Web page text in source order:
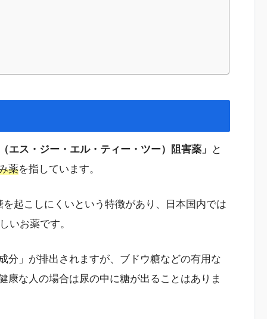
エス・ジー・エル・ティー・ツー）阻害薬」
と
薬を指しています。
起こしにくいという特徴があり、日本国内では
いお薬です。
分」が排出されますが、ブドウ糖などの有用な
康な人の場合は尿の中に糖が出ることはありま